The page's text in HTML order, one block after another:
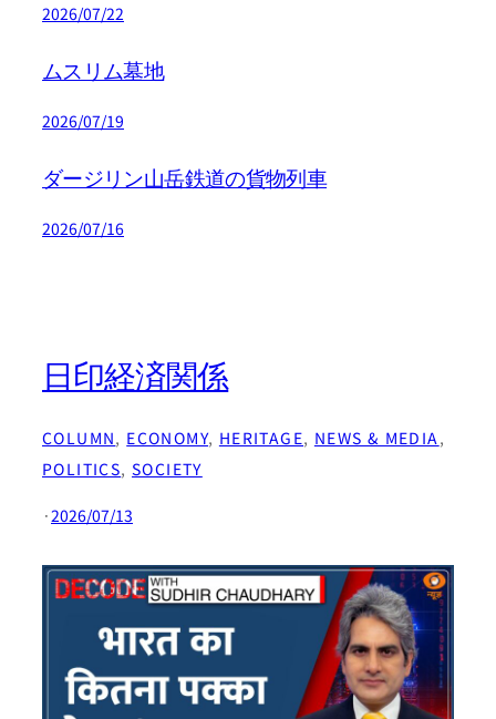
2026/07/22
ムスリム墓地
2026/07/19
ダージリン山岳鉄道の貨物列車
2026/07/16
日印経済関係
COLUMN, ECONOMY, HERITAGE, NEWS & MEDIA
POLITICS, SOCIETY
·2026/07/13